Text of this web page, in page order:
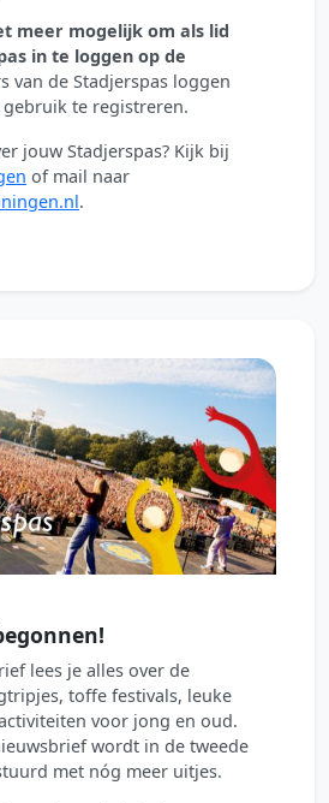
meer mogelijk om als lid
in te loggen op de
van de Stadjerspas loggen
te registreren.
jouw Stadjerspas? Kijk bij
of mail naar
.
lees je alles over de
toffe festivals, leuke
voor jong en oud.
wordt in de tweede
met nóg meer uitjes.